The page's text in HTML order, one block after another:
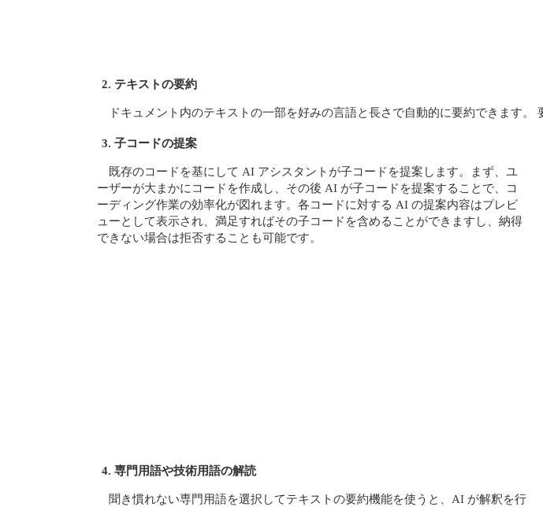
2. テキストの要約
ドキュメント内のテキストの一部を好みの言語と長さで自動的に要約できます。
3. 子コードの提案
既存のコードを基にして AI アシスタントが子コードを提案します。まず、ユ
ーザーが大まかにコードを作成し、その後 AI が子コードを提案することで、コ
ーディング作業の効率化が図れます。各コードに対する AI の提案内容はプレビ
ューとして表示され、満足すればその子コードを含めることができますし、納得
できない場合は拒否することも可能です。
4. 専門用語や技術用語の解読
聞き慣れない専門用語を選択してテキストの要約機能を使うと、AI が解釈を行